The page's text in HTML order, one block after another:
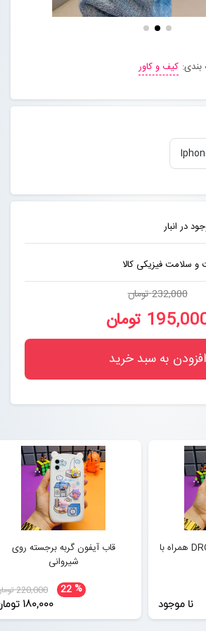
کیف و کاور
در انبار
و سلامت فیزیکی کالا
232,000 تومان
تومان
افزودن به سبد خرید
قاب آیفون DROOPY DOG همراه با
نا موجود
قاب آیفون گربه برجسته روی
شیروانی
22% 220,000 تومان
180,000 تومان